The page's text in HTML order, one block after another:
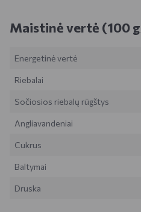
Maistinė vertė (100
Energetinė vertė
Riebalai
Sočiosios riebalų rūgštys
Angliavandeniai
Cukrus
Baltymai
Druska